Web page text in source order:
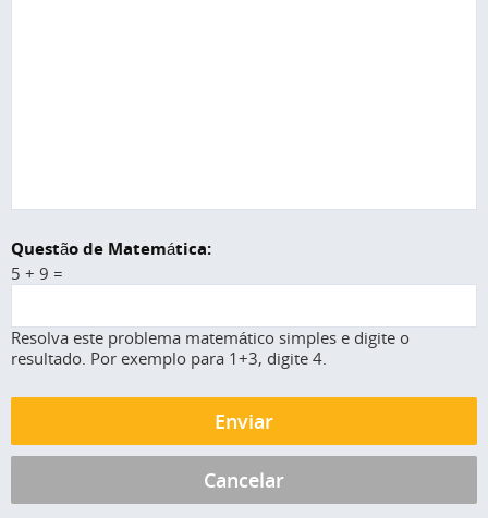
Questão de Matemática:
5 + 9 =
Resolva este problema matemático simples e digite o
resultado. Por exemplo para 1+3, digite 4.